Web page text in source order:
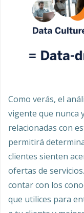
Como verás, el
vigente que nunca
relacionadas con
permitirá
clientes sienten
ofertas de
contar con los
que utilices para